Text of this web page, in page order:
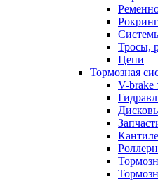
Тросы,
Цепи
Тормозная
V-brake